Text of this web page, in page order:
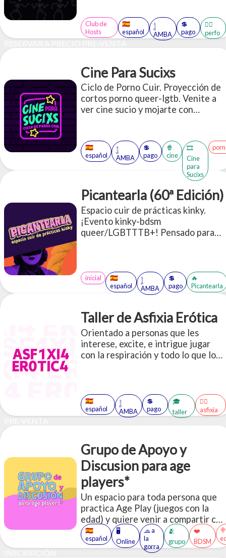
LIMITADOS)
Club de
Hosts
🇪🇸
español
𓉶
AMBA
💲
pago
🤹‍♂️
perfo
Cine Para Sucixs
Ciclo de Porno Cuir. Proyección de
cortos porno queer-lgtb. Venite a
ver cine sucio y mojarte con
🇪🇸
español
𓉶
AMBA
💲
pago
🍿
cine
🎞️
Cine
para
Sucixs
Picantearla (60ª Edición)
Espacio cuir de prácticas kinky.
¡Evento kinky-bdsm
queer/LGBTTTB+! Pensado para
inicial
🇪🇸
español
𓉶
AMBA
💲
pago
🔥
Picantearla
Taller de Asfixia Erótica
Orientado a personas que les
interese, excite, e intrigue jugar
con la respiración y todo lo que lo
🇪🇸
español
𓉶
AMBA
💲
pago
🎓
taller
😶‍🌫️
asfixia
PRE-VENTA
Grupo de Apoyo y
Discusion para age
players*
Un espacio para toda persona que
practica Age Play (juegos con la
edad) y quiere venir a compartir con
otres sobre estas vivencias.
🇪🇸
español
🖥️
Online
🧢 a
la
gorra
🫂
grupo
❤️
BDSM
INSCRIPCIÓN